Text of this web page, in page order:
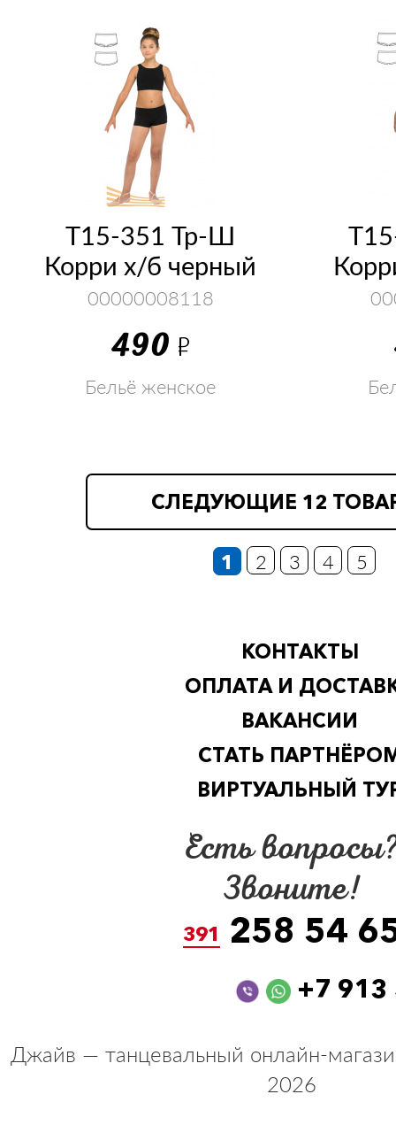
Т15-351 Тр-Ш
Корри х/б черный
00000008118
490 Р
Бельё женское
СЛЕДУЮЩИЕ 12
1 2 3 4 5
КОНТАКТЫ
ОПЛАТА И
ВАКАНСИИ
СТАТЬ
ВИРТУАЛЬНЫЙ
Есть
Звоните!
391 258 54
+7
Джайв — танцевальный онлайн-
2026